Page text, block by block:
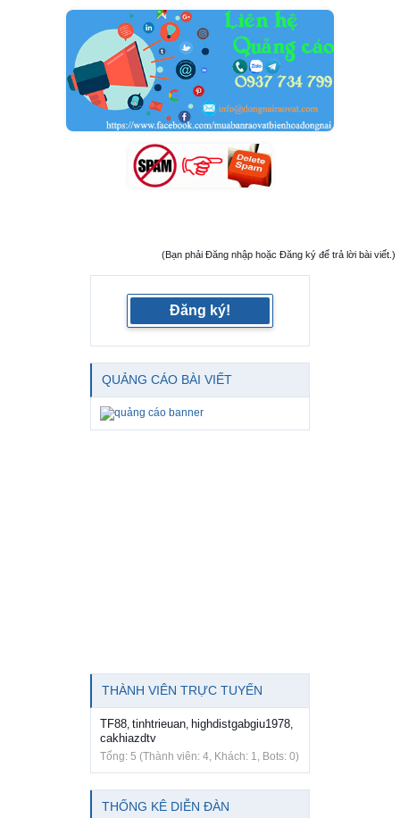
(Bạn phải Đăng nhập hoặc Đăng ký để trả lời bài viết.)
Đăng ký!
QUẢNG CÁO BÀI VIẾT
THÀNH VIÊN TRỰC TUYẾN
TF88, tinhtrieuan, highdistgabgiu1978,
cakhiazdtv
Tổng: 5 (Thành viên: 4, Khách: 1, Bots: 0)
THỐNG KÊ DIỄN ĐÀN